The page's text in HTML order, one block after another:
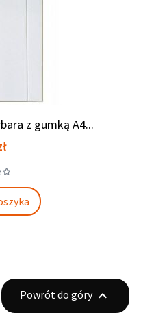
z gumką A4...
Powrót do góry 